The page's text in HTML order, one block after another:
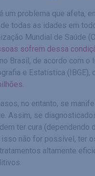
um problema que afeta,
todas as idades em
Mundial de Saúde
sofrem dessa
Brasil, de acordo com o
e Estatística (IBGE),
.
no entanto, se
Assim, se
ter cura (dependendo
isso não for possível, ter
altamente